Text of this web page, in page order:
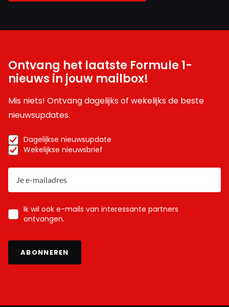
Ontvang het laatste Formule 1-
nieuws in jouw mailbox!
Mis niets! Ontvang dagelijks of wekelijks de beste
nieuwsupdates.
Dagelijkse nieuwsupdate
Wekelijkse nieuwsbrief
Ik wil ook e-mails van interessante partners
ontvangen.
ABONNEREN